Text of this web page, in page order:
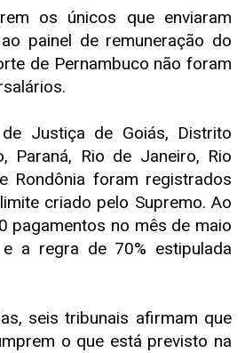
os únicos que enviaram
painel de remuneração do
de Pernambuco não foram
Justiça de Goiás, Distrito
Paraná, Rio de Janeiro, Rio
Rondônia foram registrados
criado pelo Supremo. Ao
pagamentos no mês de maio
a regra de 70% estipulada
seis tribunais afirmam que
o que está previsto na